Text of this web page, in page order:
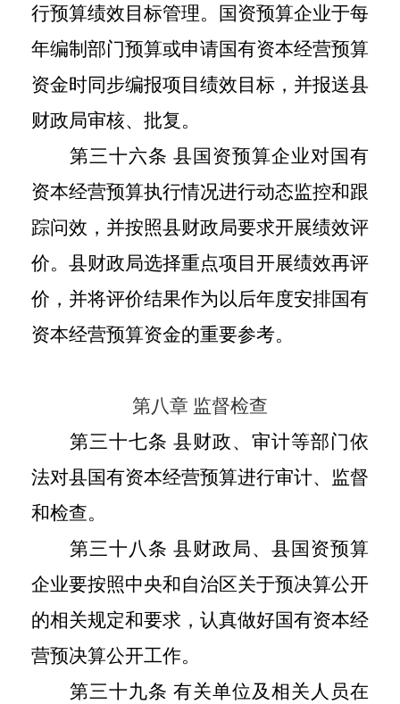
行预算绩效目标管理。国资预算企业于每
年编制部门预算或申请国有资本经营预算
资金时同步编报项目绩效目标，并报送县
财政局审核、批复。
第三十六条 县国资预算企业对国有
资本经营预算执行情况进行动态监控和跟
踪问效，并按照县财政局要求开展绩效评
价。县财政局选择重点项目开展绩效再评
价，并将评价结果作为以后年度安排国有
资本经营预算资金的重要参考。
第八章 监督检查
第三十七条 县财政、审计等部门依
法对县国有资本经营预算进行审计、监督
和检查。
第三十八条 县财政局、县国资预算
企业要按照中央和自治区关于预决算公开
的相关规定和要求，认真做好国有资本经
营预决算公开工作。
第三十九条 有关单位及相关人员在